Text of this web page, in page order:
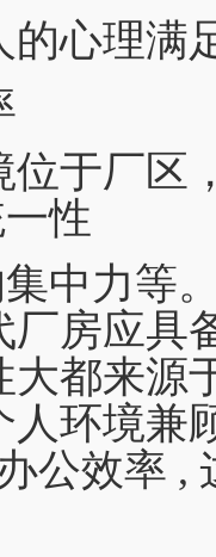
的心理满
位于厂区
性
中力等
厂房应具
大都来源
人环境兼
公效率 ,